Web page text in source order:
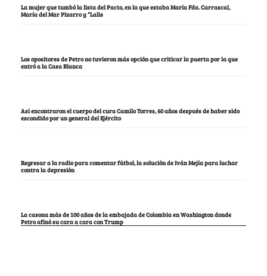
La mujer que tumbó la lista del Pacto, en la que estaba María Fda. Carrascal,
María del Mar Pizarro y “Lalis
Los opositores de Petro no tuvieron más opción que criticar la puerta por la que
entró a la Casa Blanca
Así encontraron el cuerpo del cura Camilo Torres, 60 años después de haber sido
escondido por un general del Ejército
Regresar a la radio para comentar fútbol, la solución de Iván Mejía para luchar
contra la depresión
La casona más de 100 años de la embajada de Colombia en Washington donde
Petro afinó su cara a cara con Trump